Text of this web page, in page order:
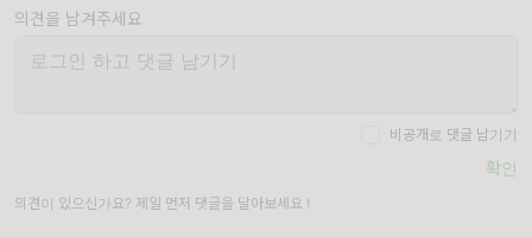
의견을 남겨주세요
비공개로 댓글 남기기
확인
의견이 있으신가요? 제일 먼저 댓글을 달아보세요 !